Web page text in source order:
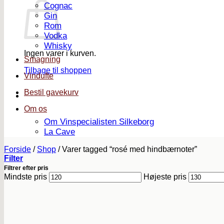
Ingen varer i kurven.
Tilbage til shoppen
Cognac
Gin
Rom
Vodka
Whisky
Smagning
Vindufte
Bestil gavekurv
Om os
Om Vinspecialisten Silkeborg
La Cave
Forside / Shop /Varer tagged “rosé med hindbærnoter”
Filter
Filtrer efter pris
Mindste pris Højeste pris